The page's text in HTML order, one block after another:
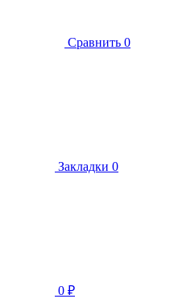
Сравнить 0
Закладки 0
0 ₽